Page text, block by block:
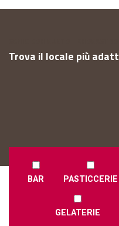
Trova il locale più
BAR PASTICCERIE
GELATERIE